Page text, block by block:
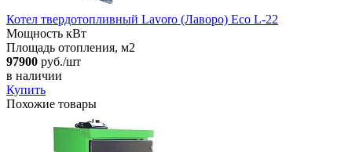
Котел твердотопливный Lavoro (Лаворо) Eco L-22
Мощность кВт
Площадь отопления, м2
97900 руб./шт
в наличии
Купить
Похожие товары